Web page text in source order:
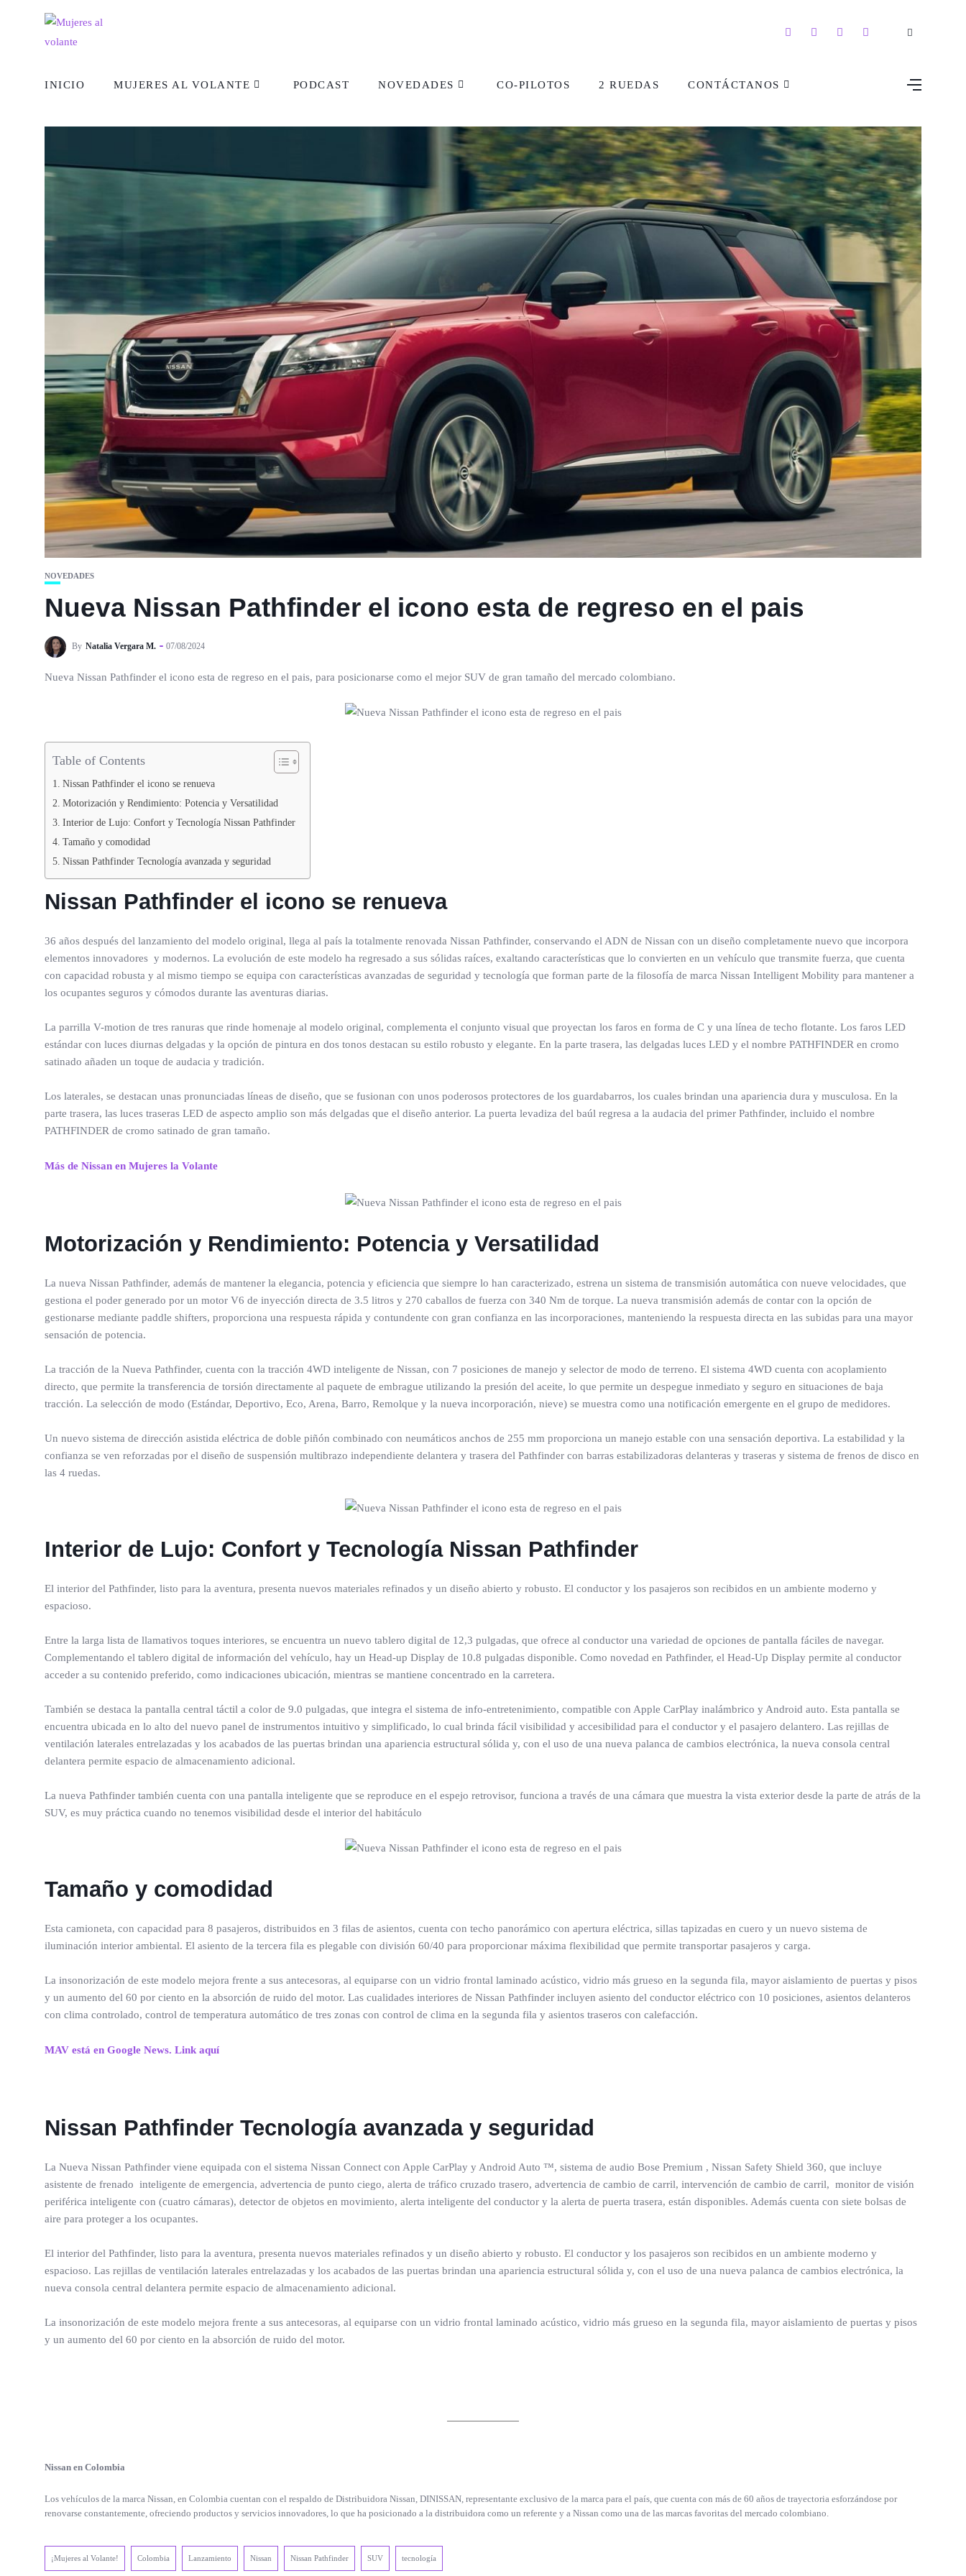
INICIO MUJERES AL VOLANTE PODCAST NOVEDADES CO-PILOTOS 2 RUEDAS CONTÁCTANOS
NOVEDADES
Nueva Nissan Pathfinder el icono esta de regreso en el pais
By Natalia Vergara M. 07/08/2024
Nueva Nissan Pathfinder el icono esta de regreso en el pais, para posicionarse como el mejor SUV de gran tamaño del mercado colombiano.
Table of Contents
Nissan Pathfinder el icono se renueva
Motorización y Rendimiento: Potencia y Versatilidad
Interior de Lujo: Confort y Tecnología Nissan Pathfinder
Tamaño y comodidad
Nissan Pathfinder Tecnología avanzada y seguridad
Nissan Pathfinder el icono se renueva
36 años después del lanzamiento del modelo original, llega al país la totalmente renovada Nissan Pathfinder, conservando el ADN de Nissan con un diseño completamente nuevo que incorpora
elementos innovadores y modernos. La evolución de este modelo ha regresado a sus sólidas raíces, exaltando características que lo convierten en un vehículo que transmite fuerza, que cuenta
con capacidad robusta y al mismo tiempo se equipa con características avanzadas de seguridad y tecnología que forman parte de la filosofía de marca Nissan Intelligent Mobility para mantener a
los ocupantes seguros y cómodos durante las aventuras diarias.
La parrilla V-motion de tres ranuras que rinde homenaje al modelo original, complementa el conjunto visual que proyectan los faros en forma de C y una línea de techo flotante. Los faros LED
estándar con luces diurnas delgadas y la opción de pintura en dos tonos destacan su estilo robusto y elegante. En la parte trasera, las delgadas luces LED y el nombre PATHFINDER en cromo
satinado añaden un toque de audacia y tradición.
Los laterales, se destacan unas pronunciadas líneas de diseño, que se fusionan con unos poderosos protectores de los guardabarros, los cuales brindan una apariencia dura y musculosa. En la
parte trasera, las luces traseras LED de aspecto amplio son más delgadas que el diseño anterior. La puerta levadiza del baúl regresa a la audacia del primer Pathfinder, incluido el nombre
PATHFINDER de cromo satinado de gran tamaño.
Más de Nissan en Mujeres la Volante
Motorización y Rendimiento: Potencia y Versatilidad
La nueva Nissan Pathfinder, además de mantener la elegancia, potencia y eficiencia que siempre lo han caracterizado, estrena un sistema de transmisión automática con nueve velocidades, que
gestiona el poder generado por un motor V6 de inyección directa de 3.5 litros y 270 caballos de fuerza con 340 Nm de torque. La nueva transmisión además de contar con la opción de
gestionarse mediante paddle shifters, proporciona una respuesta rápida y contundente con gran confianza en las incorporaciones, manteniendo la respuesta directa en las subidas para una mayor
sensación de potencia.
La tracción de la Nueva Pathfinder, cuenta con la tracción 4WD inteligente de Nissan, con 7 posiciones de manejo y selector de modo de terreno. El sistema 4WD cuenta con acoplamiento
directo, que permite la transferencia de torsión directamente al paquete de embrague utilizando la presión del aceite, lo que permite un despegue inmediato y seguro en situaciones de baja
tracción. La selección de modo (Estándar, Deportivo, Eco, Arena, Barro, Remolque y la nueva incorporación, nieve) se muestra como una notificación emergente en el grupo de medidores.
Un nuevo sistema de dirección asistida eléctrica de doble piñón combinado con neumáticos anchos de 255 mm proporciona un manejo estable con una sensación deportiva. La estabilidad y la
confianza se ven reforzadas por el diseño de suspensión multibrazo independiente delantera y trasera del Pathfinder con barras estabilizadoras delanteras y traseras y sistema de frenos de disco en
las 4 ruedas.
Interior de Lujo: Confort y TecnologíaNissan Pathfinder
El interior del Pathfinder, listo para la aventura, presenta nuevos materiales refinados y un diseño abierto y robusto. El conductor y los pasajeros son recibidos en un ambiente moderno y
espacioso.
Entre la larga lista de llamativos toques interiores, se encuentra un nuevo tablero digital de 12,3 pulgadas, que ofrece al conductor una variedad de opciones de pantalla fáciles de navegar.
Complementando el tablero digital de información del vehículo, hay un Head-up Display de 10.8 pulgadas disponible. Como novedad en Pathfinder, el Head-Up Display permite al conductor
acceder a su contenido preferido, como indicaciones ubicación, mientras se mantiene concentrado en la carretera.
También se destaca la pantalla central táctil a color de 9.0 pulgadas, que integra el sistema de info-entretenimiento, compatible con Apple CarPlay inalámbrico y Android auto. Esta pantalla se
encuentra ubicada en lo alto del nuevo panel de instrumentos intuitivo y simplificado, lo cual brinda fácil visibilidad y accesibilidad para el conductor y el pasajero delantero. Las rejillas de
ventilación laterales entrelazadas y los acabados de las puertas brindan una apariencia estructural sólida y, con el uso de una nueva palanca de cambios electrónica, la nueva consola central
delantera permite espacio de almacenamiento adicional.
La nueva Pathfinder también cuenta con una pantalla inteligente que se reproduce en el espejo retrovisor, funciona a través de una cámara que muestra la vista exterior desde la parte de atrás de la
SUV, es muy práctica cuando no tenemos visibilidad desde el interior del habitáculo
Tamaño y comodidad
Esta camioneta, con capacidad para 8 pasajeros, distribuidos en 3 filas de asientos, cuenta con techo panorámico con apertura eléctrica, sillas tapizadas en cuero y un nuevo sistema de
iluminación interior ambiental. El asiento de la tercera fila es plegable con división 60/40 para proporcionar máxima flexibilidad que permite transportar pasajeros y carga.
La insonorización de este modelo mejora frente a sus antecesoras, al equiparse con un vidrio frontal laminado acústico, vidrio más grueso en la segunda fila, mayor aislamiento de puertas y pisos
y un aumento del 60 por ciento en la absorción de ruido del motor. Las cualidades interiores de Nissan Pathfinder incluyen asiento del conductor eléctrico con 10 posiciones, asientos delanteros
con clima controlado, control de temperatura automático de tres zonas con control de clima en la segunda fila y asientos traseros con calefacción.
MAV está en Google News. Link aquí
Nissan Pathfinder Tecnología avanzada y seguridad
La Nueva Nissan Pathfinder viene equipada con el sistema Nissan Connect con Apple CarPlay y Android Auto ™, sistema de audio Bose Premium , Nissan Safety Shield 360, que incluye
asistente de frenado inteligente de emergencia, advertencia de punto ciego, alerta de tráfico cruzado trasero, advertencia de cambio de carril, intervención de cambio de carril, monitor de visión
periférica inteligente con (cuatro cámaras), detector de objetos en movimiento, alerta inteligente del conductor y la alerta de puerta trasera, están disponibles. Además cuenta con siete bolsas de
aire para proteger a los ocupantes.
El interior del Pathfinder, listo para la aventura, presenta nuevos materiales refinados y un diseño abierto y robusto. El conductor y los pasajeros son recibidos en un ambiente moderno y
espacioso. Las rejillas de ventilación laterales entrelazadas y los acabados de las puertas brindan una apariencia estructural sólida y, con el uso de una nueva palanca de cambios electrónica, la
nueva consola central delantera permite espacio de almacenamiento adicional.
La insonorización de este modelo mejora frente a sus antecesoras, al equiparse con un vidrio frontal laminado acústico, vidrio más grueso en la segunda fila, mayor aislamiento de puertas y pisos
y un aumento del 60 por ciento en la absorción de ruido del motor.
Nissan en Colombia
Los vehículos de la marca Nissan, en Colombia cuentan con el respaldo de Distribuidora Nissan, DINISSAN, representante exclusivo de la marca para el país, que cuenta con más de 60 años de trayectoria esforzándose por
renovarse constantemente, ofreciendo productos y servicios innovadores, lo que ha posicionado a la distribuidora como un referente y a Nissan como una de las marcas favoritas del mercado colombiano.
¡Mujeres al Volante! Colombia Lanzamiento Nissan Nissan Pathfinder SUV tecnología